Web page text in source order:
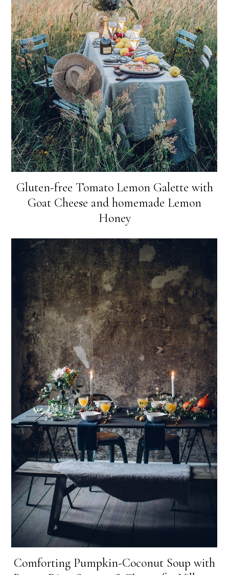
Gluten-free Tomato Lemon Galette with
Goat Cheese and homemade Lemon
Honey
Comforting Pumpkin-Coconut Soup with